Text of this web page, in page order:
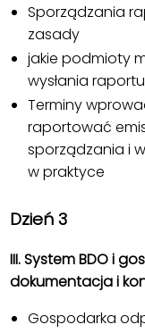
Sporządzania
zasady
jakie podmioty
wysłania
Terminy
raportować
sporządzania i
w praktyce
Dzień 3
III. System BDO i
dokumentacja i
Gospodarka